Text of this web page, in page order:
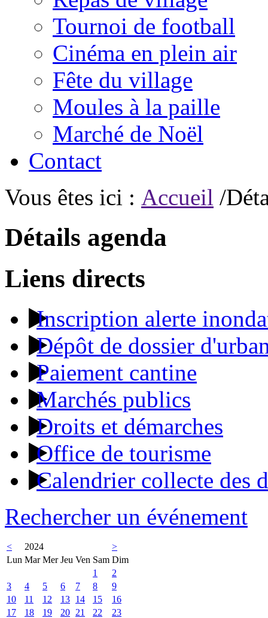
Tournoi de football
Cinéma en plein air
Fête du village
Moules à la paille
Marché de Noël
Contact
Vous êtes ici : Accueil /
Détails agenda
Liens directs
Inscription alerte
Dépôt de dossier
Paiement cantine
Marchés publics
Droits et démarches
Office de tourisme
Calendrier collecte des
Rechercher un événement
< 2024
>
Lun Mar Mer Jeu Ven Sam Dim
1
2
3
4 5 6 7 8
9
10
11 12 13 14 15
16
17
18 19 20 21 22
23